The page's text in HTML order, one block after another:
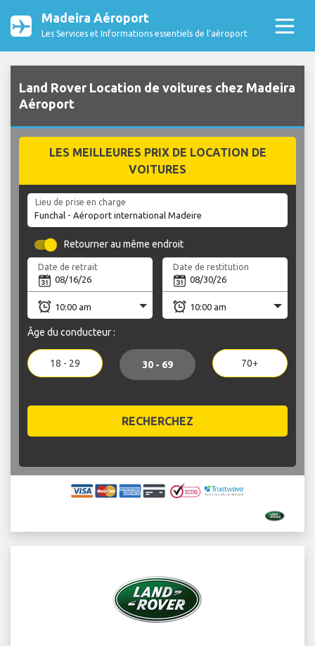
Madeira Aéroport
Les Services et Informations essentiels de l’aéroport
Land Rover Location de voitures chez Madeira
Aéroport
LES MEILLEURES PRIX DE LOCATION DE
VOITURES
Lieu de prise en charge
Retourner au même endroit
Date de retrait Date de restitution
Âge du conducteur :
18 - 29 30 - 69 70+
RECHERCHEZ